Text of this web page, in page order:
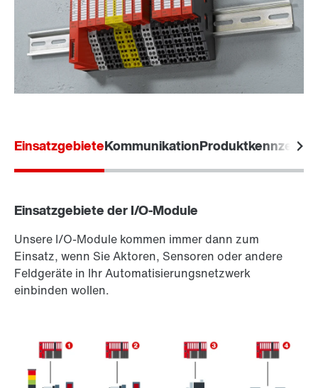
EinsatzgebieteKommunikation
Einsatzgebiete der I/O-Module
Unsere I/O-Module kommen immer dann zum
Einsatz, wenn Sie Aktoren, Sensoren oder andere
Feldgeräte in Ihr Automatisierungsnetzwerk
einbinden wollen.